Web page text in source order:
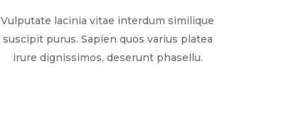
Vulputate lacinia vitae interdum similique
suscipit purus. Sapien quos varius platea
irure dignissimos, deserunt phasellu.